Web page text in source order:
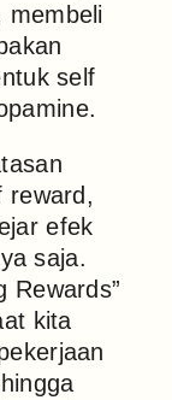
membeli
self
reward,
efek
saja.
Rewards”
kita